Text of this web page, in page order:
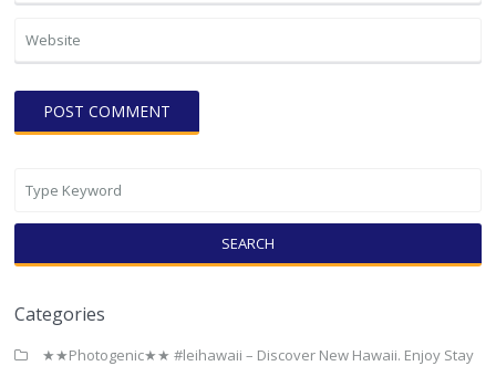
SEARCH
Categories
★★Photogenic★★ #leihawaii – Discover New Hawaii. Enjoy Stay